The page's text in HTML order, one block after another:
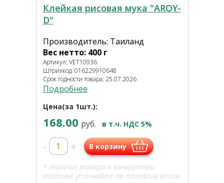
Клейкая рисовая мука "AROY-
D"
Производитель: Таиланд
Вес нетто: 400 г
Артикул: VET10936
Штрихкод: 016229910648
Срок годности товара: 25.07.2026
Подробнее
Цена(за 1шт.):
168.00 руб. в т.ч. НДС 5%
- + В корзину
* Наличие товара в конкретном
магазине уточняйте по телефону этого